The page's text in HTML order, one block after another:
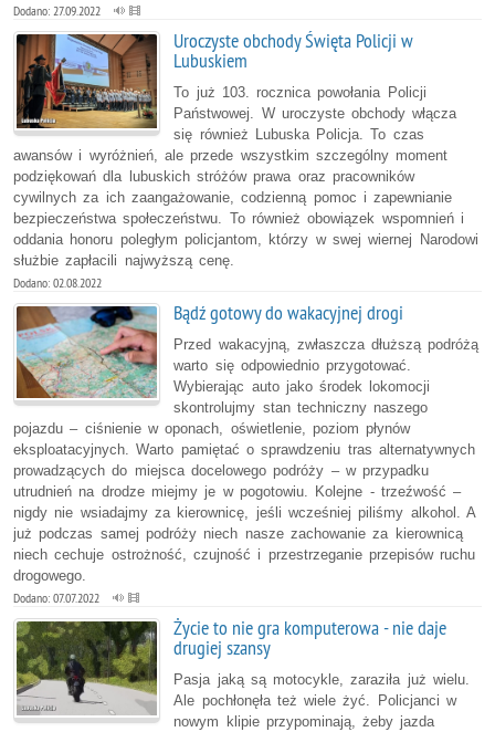
Dodano: 27.09.2022
Uroczyste obchody Święta Policji w
Lubuskiem
To już 103. rocznica powołania Policji
Państwowej. W uroczyste obchody włącza
się również Lubuska Policja. To czas
awansów i wyróżnień, ale przede wszystkim szczególny moment
podziękowań dla lubuskich stróżów prawa oraz pracowników
cywilnych za ich zaangażowanie, codzienną pomoc i zapewnianie
bezpieczeństwa społeczeństwu. To również obowiązek wspomnień i
oddania honoru poległym policjantom, którzy w swej wiernej Narodowi
służbie zapłacili najwyższą cenę.
Dodano: 02.08.2022
Bądź gotowy do wakacyjnej drogi
Przed wakacyjną, zwłaszcza dłuższą podróżą
warto się odpowiednio przygotować.
Wybierając auto jako środek lokomocji
skontrolujmy stan techniczny naszego
pojazdu – ciśnienie w oponach, oświetlenie, poziom płynów
eksploatacyjnych. Warto pamiętać o sprawdzeniu tras alternatywnych
prowadzących do miejsca docelowego podróży – w przypadku
utrudnień na drodze miejmy je w pogotowiu. Kolejne - trzeźwość –
nigdy nie wsiadajmy za kierownicę, jeśli wcześniej piliśmy alkohol. A
już podczas samej podróży niech nasze zachowanie za kierownicą
niech cechuje ostrożność, czujność i przestrzeganie przepisów ruchu
drogowego.
Dodano: 07.07.2022
Życie to nie gra komputerowa - nie daje
drugiej szansy
Pasja jaką są motocykle, zaraziła już wielu.
Ale pochłonęła też wiele żyć. Policjanci w
nowym klipie przypominają, żeby jazda